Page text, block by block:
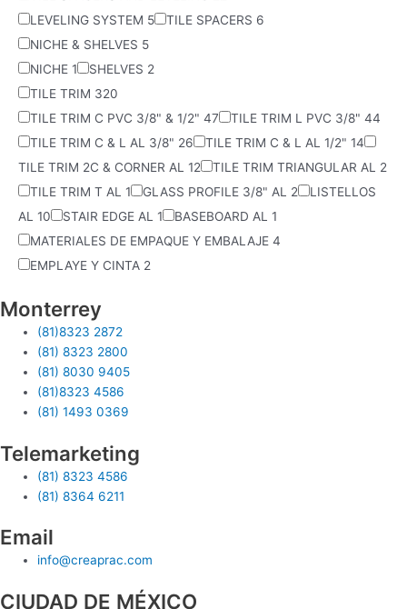
LEVELING SYSTEM 5 TILE SPACERS 6
NICHE & SHELVES 5
NICHE 1 SHELVES 2
TILE TRIM 320
TILE TRIM C PVC 3/8" & 1/2" 47 TILE TRIM L PVC 3/8" 44
TILE TRIM C & L AL 3/8" 26 TILE TRIM C & L AL 1/2" 14
TILE TRIM 2C & CORNER AL 12 TILE TRIM TRIANGULAR AL 2
TILE TRIM T AL 1 GLASS PROFILE 3/8" AL 2
LISTELLOS
AL 10 STAIR EDGE AL 1 BASEBOARD AL 1
MATERIALES DE EMPAQUE Y EMBALAJE 4
EMPLAYE Y CINTA 2
Monterrey
(81)8323 2872
(81) 8323 2800
(81) 8030 9405
(81)8323 4586
(81) 1493 0369
Telemarketing
(81) 8323 4586
(81) 8364 6211
Email
info@creaprac.com
CIUDAD DE MÉXICO